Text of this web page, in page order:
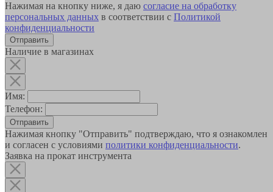
Нажимая на кнопку ниже, я даю согласие на обработку
персональных данных в соответствии с Политикой
конфиденциальности
Наличие в магазинах
Имя:
Телефон:
Отправить
Нажимая кнопку "Отправить" подтверждаю, что я ознакомлен
и согласен с условиями политики конфиденциальности.
Заявка на прокат инструмента